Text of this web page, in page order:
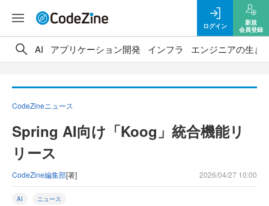
ログイン
新規
会員登録
AI アプリケーション開発 インフラ エンジニアの生き
CodeZineニュース
Spring AI向け「Koog」統合機能リ
リース
CodeZine編集部[著] 2026/04/27 10:00
AI ニュース